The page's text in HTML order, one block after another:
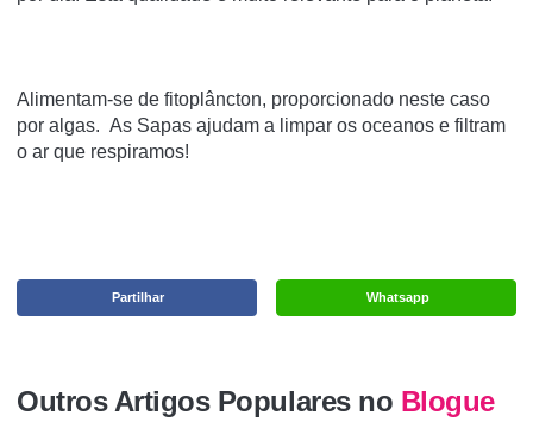
Alimentam-se de fitoplâncton, proporcionado neste caso
por algas. As Sapas ajudam a limpar os oceanos e filtram
o ar que respiramos!
Whatsapp
Partilhar
Outros Artigos Populares no Blogue